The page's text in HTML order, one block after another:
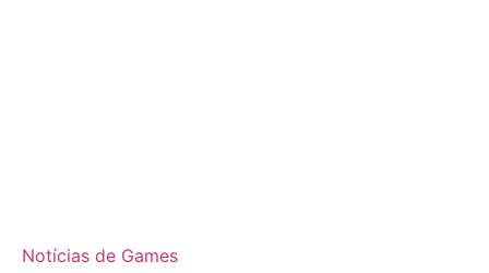
Notícias de Games